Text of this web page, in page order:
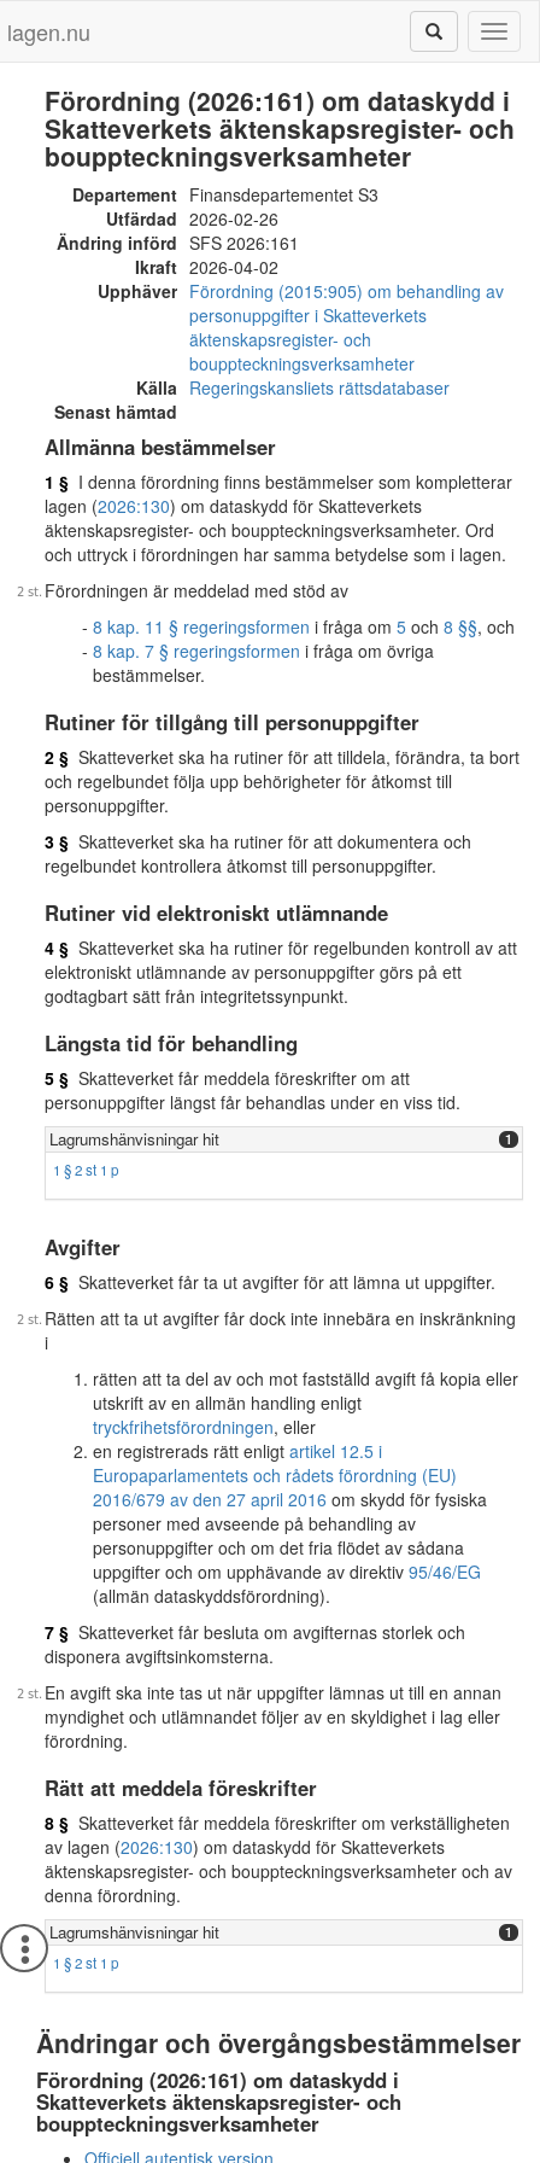
lagen.nu
Förordning (2026:161) om dataskydd i
Skatteverkets äktenskapsregister- och
bouppteckningsverksamheter
Departement Finansdepartementet S3
Utfärdad 2026-02-26
Ändring införd SFS 2026:161
Ikraft 2026-04-02
Upphäver Förordning (2015:905) om behandling av
personuppgifter i Skatteverkets
äktenskapsregister- och
bouppteckningsverksamheter
Källa Regeringskansliets rättsdatabaser
Senast hämtad
Allmänna bestämmelser
1 § I denna förordning finns bestämmelser som kompletterar
lagen (2026:130) om dataskydd för Skatteverkets
äktenskapsregister- och bouppteckningsverksamheter. Ord
och uttryck i förordningen har samma betydelse som i lagen.
Förordningen är meddelad med stöd av
8 kap. 11 § regeringsformen i fråga om 5 och 8 §§, och
8 kap. 7 § regeringsformen i fråga om övriga
bestämmelser.
Rutiner för tillgång till personuppgifter
2 § Skatteverket ska ha rutiner för att tilldela, förändra, ta bort
och regelbundet följa upp behörigheter för åtkomst till
personuppgifter.
3 § Skatteverket ska ha rutiner för att dokumentera och
regelbundet kontrollera åtkomst till personuppgifter.
Rutiner vid elektroniskt utlämnande
4 § Skatteverket ska ha rutiner för regelbunden kontroll av att
elektroniskt utlämnande av personuppgifter görs på ett
godtagbart sätt från integritetssynpunkt.
Längsta tid för behandling
5 § Skatteverket får meddela föreskrifter om att
personuppgifter längst får behandlas under en viss tid.
Lagrumshänvisningar hit 1
1 § 2 st 1 p
Avgifter
6 § Skatteverket får ta ut avgifter för att lämna ut uppgifter.
Rätten att ta ut avgifter får dock inte innebära en inskränkning
i
rätten att ta del av och mot fastställd avgift få kopia eller
utskrift av en allmän handling enligt
tryckfrihetsförordningen, eller
en registrerads rätt enligt artikel 12.5 i
Europaparlamentets och rådets förordning (EU)
2016/679 av den 27 april 2016 om skydd för fysiska
personer med avseende på behandling av
personuppgifter och om det fria flödet av sådana
uppgifter och om upphävande av direktiv 95/46/EG
(allmän dataskyddsförordning).
7 § Skatteverket får besluta om avgifternas storlek och
disponera avgiftsinkomsterna.
En avgift ska inte tas ut när uppgifter lämnas ut till en annan
myndighet och utlämnandet följer av en skyldighet i lag eller
förordning.
Rätt att meddela föreskrifter
8 § Skatteverket får meddela föreskrifter om verkställigheten
av lagen (2026:130) om dataskydd för Skatteverkets
äktenskapsregister- och bouppteckningsverksamheter och av
denna förordning.
Lagrumshänvisningar hit 1
1 § 2 st 1 p
Ändringar och övergångsbestämmelser
Förordning (2026:161) om dataskydd i
Skatteverkets äktenskapsregister- och
bouppteckningsverksamheter
Officiell autentisk version